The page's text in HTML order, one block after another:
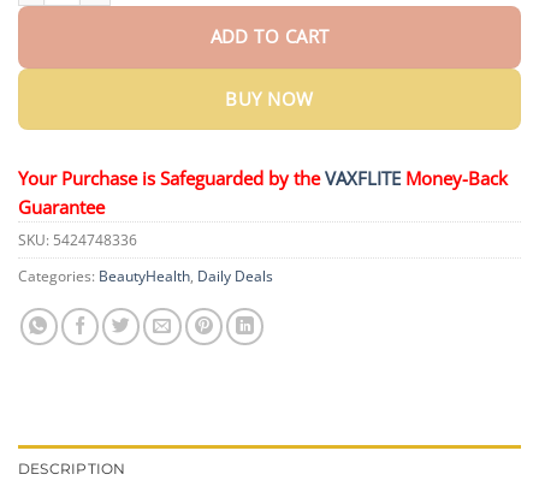
ADD TO CART
BUY NOW
Your Purchase is Safeguarded by theVAXFLITE Money-Back
Guarantee
SKU: 5424748336
Categories: BeautyHealth, Daily Deals
DESCRIPTION